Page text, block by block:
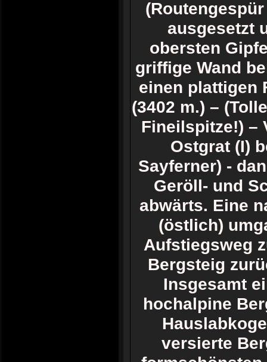
ausgesetzt
obersten
griffige Wand
einen plattigen
(3402 m.) –
Fineilspitze!) –
Ostgrat (I)
Sayferner) -
Geröll- und
abwärts. Eine
(östlich)
Aufstiegsweg
Bergsteig
Insgesamt
hochalpine
versierte